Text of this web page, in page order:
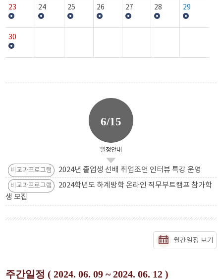
23 24 25 26 27 28 29
30
6/15
일정안내
비교과프로그램 2024년 졸업생 선배 취업조언 인터뷰 특강 운영
비교과프로그램
2024학년도 하계방학 온라인 직무부트캠프 참가학
생 모집
월간일정 보기
주간일정 ( 2024. 06. 09 ~ 2024. 06. 12 )